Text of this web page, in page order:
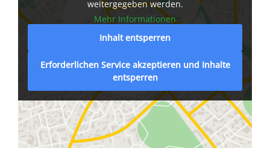
weitergegeben werden.
Mehr Informationen
Inhalt entsperren
Erforderlichen Service akzeptieren und Inhalte
entsperren